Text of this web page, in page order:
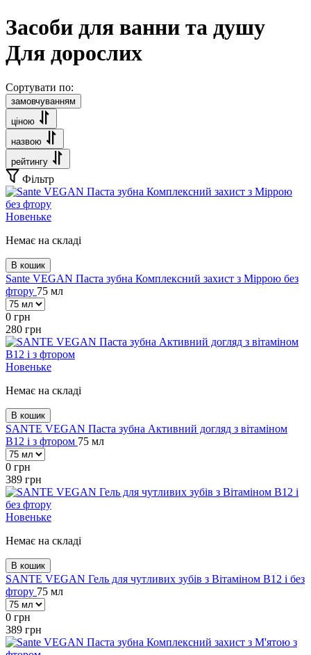
Засоби для ванни та душу
Для дорослих
Сортувати по:
замовчуванням
ціною
назвою
рейтингу
Фільтр
Новеньке
Немає на складі
В кошик
Sante VEGAN Паста зубна Комплексний захист з Міррою без
фтору 75 мл
0 грн
280 грн
Новеньке
Немає на складі
В кошик
SANTE VEGAN Паста зубна Активний догляд з вітаміном
В12 і з фтором 75 мл
0 грн
389 грн
Новеньке
Немає на складі
В кошик
SANTE VEGAN Гель для чутливих зубів з Вітаміном В12 і без
фтору 75 мл
0 грн
389 грн